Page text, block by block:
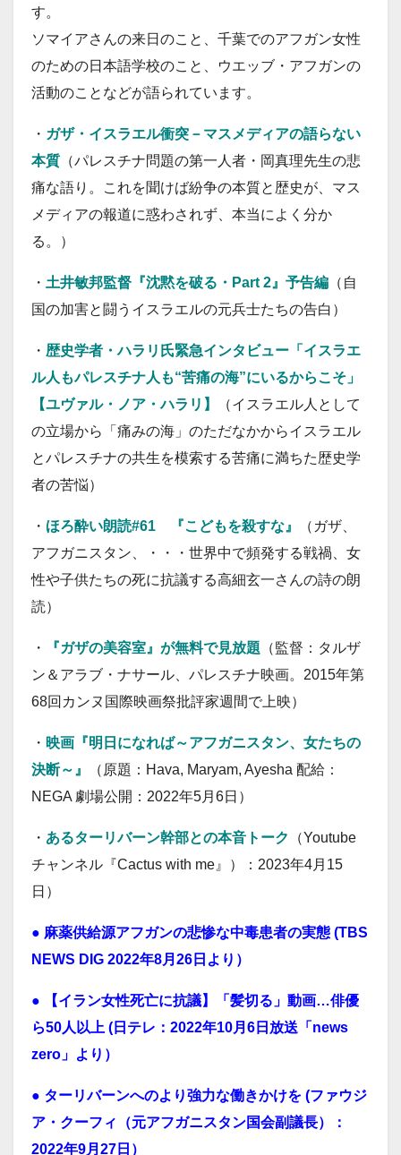
す。
ソマイアさんの来日のこと、千葉でのアフガン女性
のための日本語学校のこと、ウエッブ・アフガンの
活動のことなどが語られています。
・ ガザ・イスラエル衝突－マスメディアの語らない
本質 （パレスチナ問題の第一人者・岡真理先生の悲
痛な語り。これを聞けば紛争の本質と歴史が、マス
メディアの報道に惑わされず、本当によく分か
る。）
・ 土井敏邦監督『沈黙を破る・Part 2』予告編 （自
国の加害と闘うイスラエルの元兵士たちの告白）
・ 歴史学者・ハラリ氏緊急インタビュー「イスラエ
ル人もパレスチナ人も“苦痛の海”にいるからこそ」
【ユヴァル・ノア・ハラリ】
（イスラエル人として
の立場から「痛みの海」のただなかからイスラエル
とパレスチナの共生を模索する苦痛に満ちた歴史学
者の苦悩）
・ ほろ酔い朗読#61 『こどもを殺すな』
（ガザ、
アフガニスタン、・・・世界中で頻発する戦禍、女
性や子供たちの死に抗議する高細玄一さんの詩の朗
読）
・ 『ガザの美容室』が無料で見放題 （監督：タルザ
ン＆アラブ・ナサール、パレスチナ映画。2015年第
68回カンヌ国際映画祭批評家週間で上映）
・ 映画『明日になれば～アフガニスタン、女たちの
決断～』
（原題：Hava, Maryam, Ayesha 配給：
NEGA 劇場公開：2022年5月6日）
・ あるターリバーン幹部との本音トーク
（Youtube
チャンネル『Cactus with me』）：2023年4月15
日）
● 麻薬供給源アフガンの悲惨な中毒患者の実態 (TBS
NEWS DIG 2022年8月26日より）
●
【イラン女性死亡に抗議】「髪切る」動画…俳優
ら50人以上 (日テレ：2022年10月6日放送「news
zero」より）
● ターリバーンへのより強力な働きかけを (ファウジ
ア・クーフィ（元アフガニスタン国会副議長）：
2022年9月27日）